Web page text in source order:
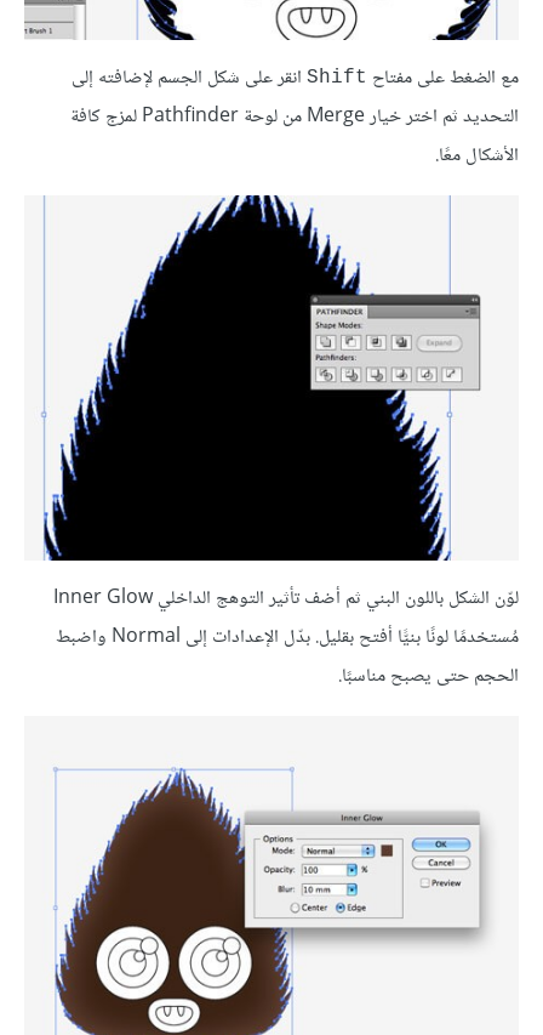
مع الضغط على مفتاح Shift انقر على شكل الجسم لإضافته إلى
التحديد ثم اختر خيار Merge من لوحة Pathfinder لمزج كافة
الأشكال معًا.
لوّن الشكل باللون البني ثم أضف تأثير التوهج الداخلي Inner Glow
مُستخدمًا لونًا بنيًّا أفتح بقليل. بدّل الإعدادات إلى Normal واضبط
الحجم حتى يصبح مناسبًا.